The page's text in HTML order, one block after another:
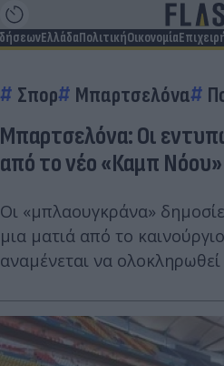
ΕλλάδαΠολιτικήΟικονομία
Σπορ Μπαρτσελόνα
Μπαρτσελόνα: Οι
από το νέο «Καμπ Νόου»
Οι «μπλαουγκράνα»
μια ματιά από το
αναμένεται να